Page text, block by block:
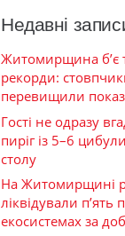
Недавні
Житомирщина б’є
рекорди:
перевищили
Гості не одразу
пиріг із 5–6
столу
На Житомирщині
ліквідували п’ять
екосистемах за